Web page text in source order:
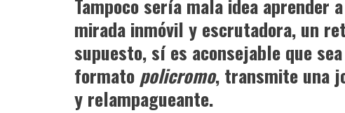
Tampoco sería mala idea
mirada inmóvil y escrutadora, un
supuesto, sí es aconsejable que
formato policromo, transmite una
y relampagueante.